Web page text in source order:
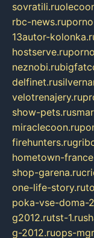
sovratili.ru
rbc-news.ru
13autor-
hostserve.ru
neznobi.ru
delfinet.ru
velotrenajery.ru
show-pets.ru
miraclecoon.ru
firehunters.ru
hometown-
shop-garena.ru
one-life-story.ru
poka-vse-doma-
g2012.rutst-1.ru
g-2012.ruops-